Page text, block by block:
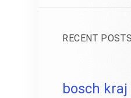
RECENT POSTS
bosch